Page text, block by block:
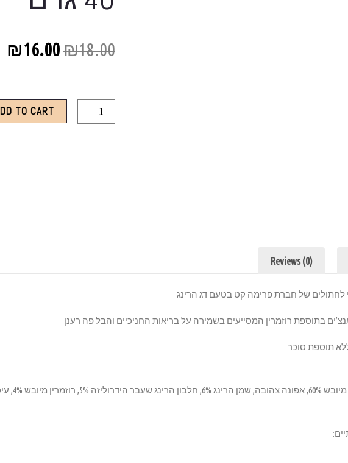
₪18.00
₪16.00
TO CART
Reviews (0)
לחתולים של חברת פרימה קט בטעם דג הרינג
בתוספת רוזמרין המסייעים בשמירה על בריאות החניכיים והבל פה רענן
תוספת סוכר
חלבון